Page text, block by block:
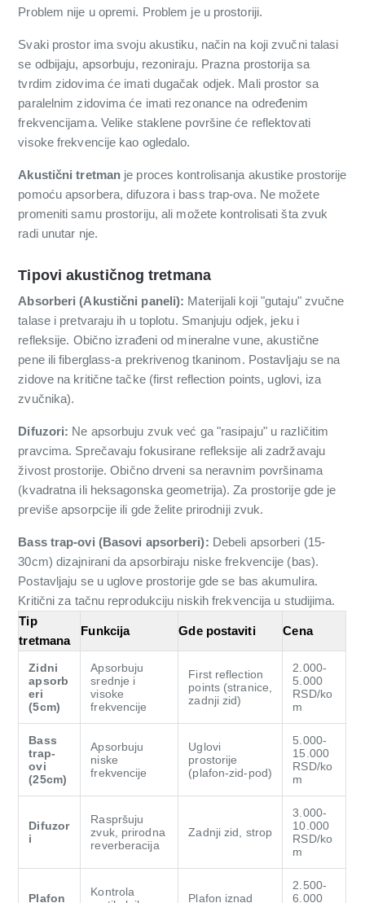
Problem nije u opremi. Problem je u prostoriji.
Svaki prostor ima svoju akustiku, način na koji zvučni talasi
se odbijaju, apsorbuju, rezoniraju. Prazna prostorija sa
tvrdim zidovima će imati dugačak odjek. Mali prostor sa
paralelnim zidovima će imati rezonance na određenim
frekvencijama. Velike staklene površine će reflektovati
visoke frekvencije kao ogledalo.
Akustični tretman je proces kontrolisanja akustike prostorije
pomoću apsorbera, difuzora i bass trap-ova. Ne možete
promeniti samu prostoriju, ali možete kontrolisati šta zvuk
radi unutar nje.
Tipovi akustičnog tretmana
Absorberi (Akustični paneli): Materijali koji "gutaju" zvučne
talase i pretvaraju ih u toplotu. Smanjuju odjek, jeku i
refleksije. Obično izrađeni od mineralne vune, akustične
pene ili fiberglass-a prekrivenog tkaninom. Postavljaju se na
zidove na kritične tačke (first reflection points, uglovi, iza
zvučnika).
Difuzori: Ne apsorbuju zvuk već ga "rasipaju" u različitim
pravcima. Sprečavaju fokusirane refleksije ali zadržavaju
živost prostorije. Obično drveni sa neravnim površinama
(kvadratna ili heksagonska geometrija). Za prostorije gde je
previše apsorpcije ili gde želite prirodniji zvuk.
Bass trap-ovi (Basovi apsorberi): Debeli apsorberi (15-
30cm) dizajnirani da apsorbiraju niske frekvencije (bas).
Postavljaju se u uglove prostorije gde se bas akumulira.
Kritični za tačnu reprodukciju niskih frekvencija u studijima.
Tip
tretmana
Funkcija Gde postaviti Cena
Zidni
apsorb
eri
(5cm)
Apsorbuju
srednje i
visoke
frekvencije
First reflection
points (stranice,
zadnji zid)
2.000-
5.000
RSD/ko
m
Bass
trap-
ovi
(25cm)
Apsorbuju
niske
frekvencije
Uglovi
prostorije
(plafon-zid-pod)
5.000-
15.000
RSD/ko
m
Difuzor
i
Raspršuju
zvuk, prirodna
reverberacija
Zadnji zid, strop
3.000-
10.000
RSD/ko
m
Plafon
Kontrola
Plafon iznad
2.500-
6.000